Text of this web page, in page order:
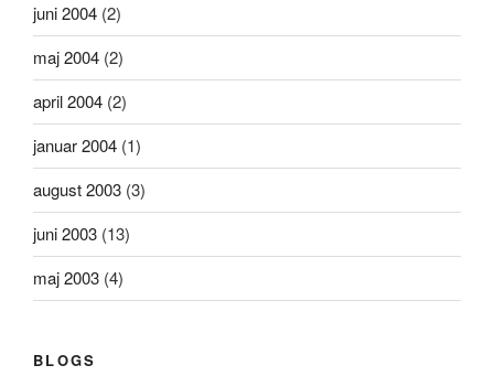
juni 2004 (2)
maj 2004 (2)
april 2004 (2)
januar 2004 (1)
august 2003 (3)
juni 2003 (13)
maj 2003 (4)
BLOGS